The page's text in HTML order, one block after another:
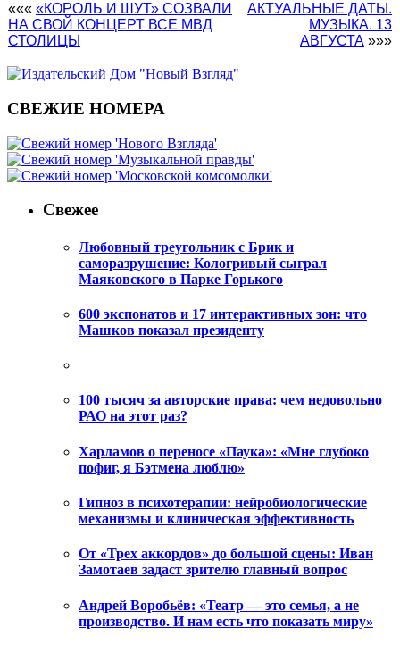
««« «КОРОЛЬ И ШУТ» СОЗВАЛИ
НА СВОЙ КОНЦЕРТ ВСЕ МВД
СТОЛИЦЫ
АКТУАЛЬНЫЕ ДАТЫ.
МУЗЫКА. 13
АВГУСТА »»»
СВЕЖИЕ НОМЕРА
Свежее
Любовный треугольник с Брик и
саморазрушение: Кологривый сыграл
Маяковского в Парке Горького
600 экспонатов и 17 интерактивных зон: что
Машков показал президенту
100 тысяч за авторские права: чем недовольно
РАО на этот раз?
Харламов о переносе «Паука»: «Мне глубоко
пофиг, я Бэтмена люблю»
Гипноз в психотерапии: нейробиологические
механизмы и клиническая эффективность
От «Трех аккордов» до большой сцены: Иван
Замотаев задаст зрителю главный вопрос
Андрей Воробьёв: «Театр — это семья, а не
производство. И нам есть что показать миру»